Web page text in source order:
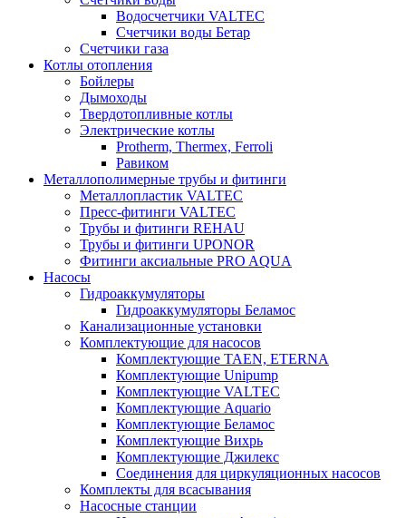
Водосчетчики VALTEC
Счетчики воды Бетар
Счетчики газа
Котлы отопления
Бойлеры
Дымоходы
Твердотопливные котлы
Электрические котлы
Protherm, Thermex, Ferroli
Равиком
Металлополимерные трубы и фитинги
Металлопластик VALTEC
Пресс-фитинги VALTEC
Трубы и фитинги REHAU
Трубы и фитинги UРONOR
Фитинги аксиальные PRO AQUA
Насосы
Гидроаккумуляторы
Гидроаккумуляторы Беламос
Канализационные установки
Комплектующие для насосов
Комплектующие TAEN, ETERNA
Комплектующие Unipump
Комплектующие VALTEC
Комплектующие Аquario
Комплектующие Беламос
Комплектующие Вихрь
Комплектующие Джилекс
Соединения для циркуляционных насосов
Комплекты для всасывания
Насосные станции